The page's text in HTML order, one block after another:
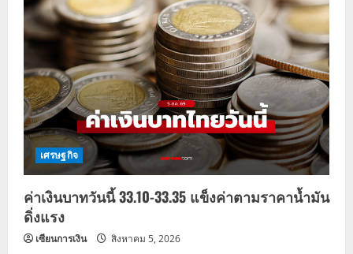
เศรษฐกิจ
ค่าเงินบาทวันนี้ 33.10-33.35 แข็งค่าตามราคาน้ำมัน
ดิ่งแรง
เซียนการเงิน สิงหาคม 5, 2026